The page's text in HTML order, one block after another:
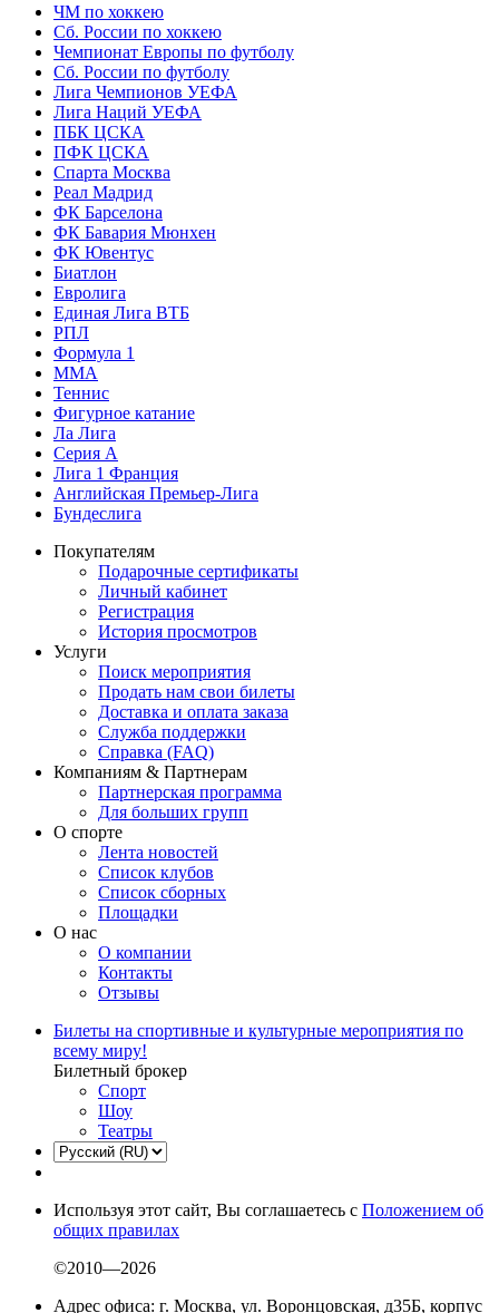
ЧМ по хоккею
Сб. России по хоккею
Чемпионат Европы по футболу
Сб. России по футболу
Лига Чемпионов УЕФА
Лига Наций УЕФА
ПБК ЦСКА
ПФК ЦСКА
Спарта Москва
Реал Мадрид
ФК Барселона
ФК Бавария Мюнхен
ФК Ювентус
Биатлон
Евролига
Единая Лига ВТБ
РПЛ
Формула 1
MMA
Теннис
Фигурное катание
Ла Лига
Серия А
Лига 1 Франция
Английская Премьер-Лига
Бундеслига
Покупателям
Подарочные сертификаты
Личный кабинет
Регистрация
История просмотров
Услуги
Поиск мероприятия
Продать нам свои билеты
Доставка и оплата заказа
Служба поддержки
Справка (FAQ)
Компаниям & Партнерам
Партнерская программа
Для больших групп
О спорте
Лента новостей
Список клубов
Список сборных
Площадки
О нас
О компании
Контакты
Отзывы
Билеты на спортивные и культурные мероприятия по
всему миру!
Билетный брокер
Спорт
Шоу
Театры
Используя этот сайт, Вы соглашаетесь с Положением об
общих правилах
©2010—2026
Адрес офиса: г. Москва, ул. Воронцовская, д35Б, корпус